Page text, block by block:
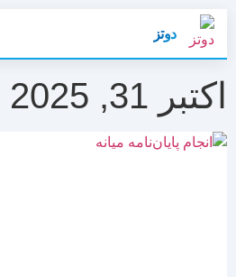
دوتز
اکتبر 31, 2025